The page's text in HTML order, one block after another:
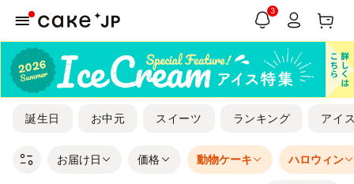
3
誕生日 お中元 スイーツ ランキング アイ
お届け日 価格 動物ケーキ ハロウィン